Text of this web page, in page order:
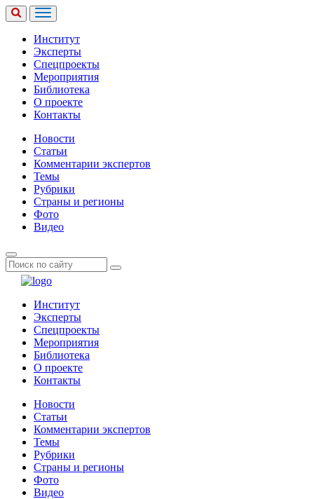
Институт
Эксперты
Спецпроекты
Мероприятия
Библиотека
О проекте
Контакты
Новости
Статьи
Комментарии экспертов
Темы
Рубрики
Страны и регионы
Фото
Видео
Институт
Эксперты
Спецпроекты
Мероприятия
Библиотека
О проекте
Контакты
Новости
Статьи
Комментарии экспертов
Темы
Рубрики
Страны и регионы
Фото
Видео